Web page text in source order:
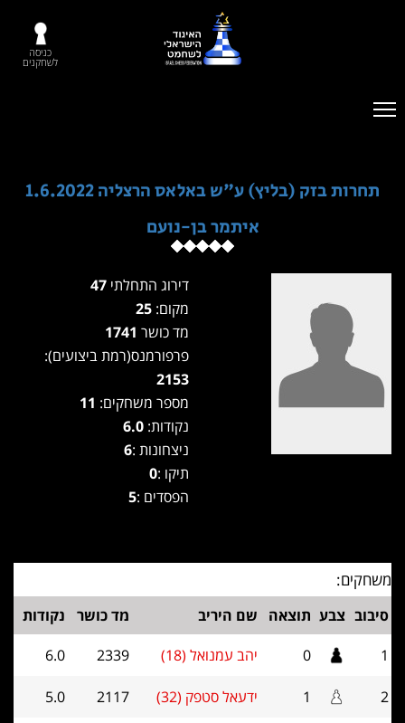
כניסה
לשחקנים
תחרות בזק (בליץ) ע"ש באלאס הרצליה 1.6.2022
איתמר בן-נועם
דירוג התחלתי
מקום:
מד כושר
פרפורמנס(רמת ביצועים):
2153
מספר משחקים:
נקודות: 6.0
ניצחונות :6
תיקו :0
הפסדים :5
משחקים:
סיבוב צבע תוצאה שם היריב מד כושר
נקודות
1
0 יהב עמנואל (18) 2339
6.0
2
1 ידעאל סטפק (32) 2117
5.0